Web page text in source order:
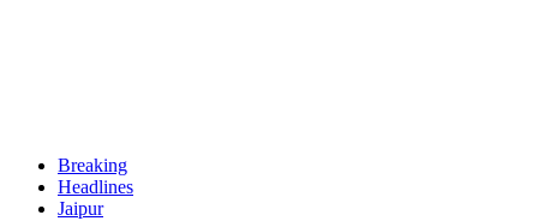
Breaking
Headlines
Jaipur